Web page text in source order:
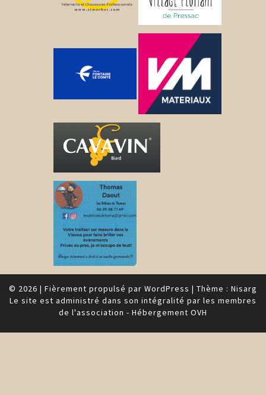
© 2026 | Fièrement propulsé par WordPress | Thème : Nisarg
Le site est administré dans son intégralité par les membres
de l'association - Hébergement OVH